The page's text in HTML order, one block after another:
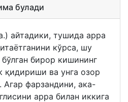
булади
айтадики, тушида арра
кўрса, шу
бирор кишининг
қидириши ва унга озор
фарзандини, ака-
арра билан иккига